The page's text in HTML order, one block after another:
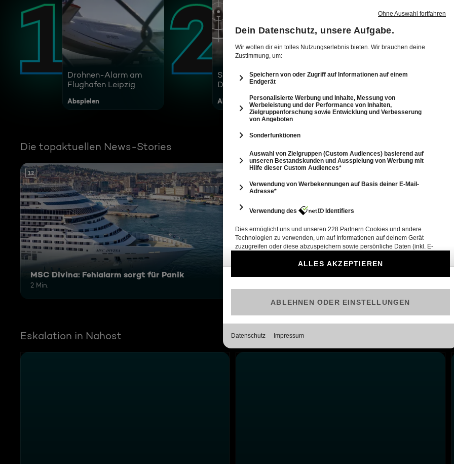
Drohnen-Alarm am
Flughafen Leipzig
Abspielen
Schockvideo:
Drohnenangriff auf
Abspielen
Knast für "Letzte
Abspielen
Die topaktuellen News-Stories
12
MSC Divina: Fehlalarm sorgt für Panik
2 Min.
Hormus: Oman und Iran offenbar einig
Eskalation in Nahost